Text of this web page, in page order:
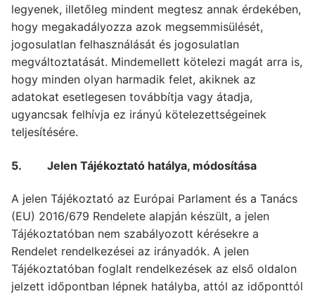
legyenek, illetőleg mindent megtesz annak érdekében,
hogy megakadályozza azok megsemmisülését,
jogosulatlan felhasználását és jogosulatlan
megváltoztatását. Mindemellett kötelezi magát arra is,
hogy minden olyan harmadik felet, akiknek az
adatokat esetlegesen továbbítja vagy átadja,
ugyancsak felhívja ez irányú kötelezettségeinek
teljesítésére.
5. Jelen Tájékoztató hatálya, módosítása
A jelen Tájékoztató az Európai Parlament és a Tanács
(EU) 2016/679 Rendelete alapján készült, a jelen
Tájékoztatóban nem szabályozott kérésekre a
Rendelet rendelkezései az irányadók. A jelen
Tájékoztatóban foglalt rendelkezések az első oldalon
jelzett időpontban lépnek hatályba, attól az időponttól